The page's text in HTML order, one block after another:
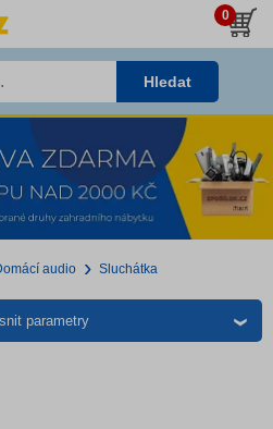
0
Hledat
audio Sluchátka
parametry